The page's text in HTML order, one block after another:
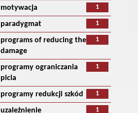
1
motywacja
1
paradygmat
1
programs of reducing the
damage
1
programy ograniczania
picia
1
programy redukcji szkód
1
uzależnienie